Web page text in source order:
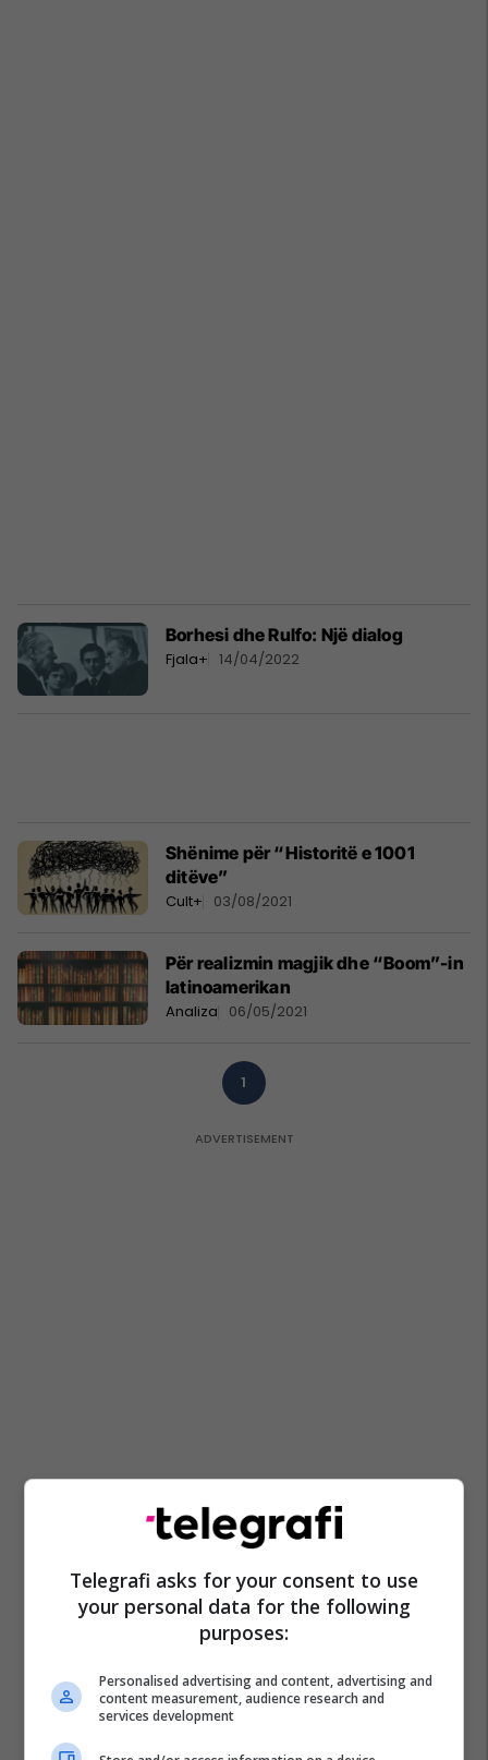
Borhesi dhe Rulfo: Një dialog
Fjala+ 14/04/2022
Shënime për “Historitë e 1001
ditëve”
Cult+ 03/08/2021
Për realizmin magjik dhe “Boom”-in
latinoamerikan
Analiza 06/05/2021
1
Telegrafi asks for your consent to use
your personal data for the following
purposes:
Personalised advertising and content, advertising and
content measurement, audience research and
services development